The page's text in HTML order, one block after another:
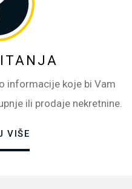
informacije koje bi Vam
ili prodaje nekretnine.
VIŠE